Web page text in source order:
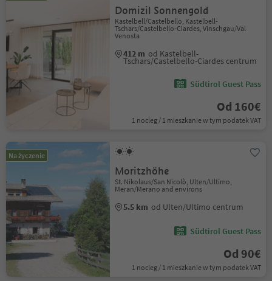
Domizil Sonnengold
Kastelbell/Castelbello, Kastelbell-
Tschars/Castelbello-Ciardes, Vinschgau/Val
Venosta
412 m od Kastelbell-
Tschars/Castelbello-Ciardes centrum
Südtirol Guest Pass
Od 160€
1 nocleg / 1 mieszkanie w tym podatek VAT
Na życzenie
Moritzhöhe
St. Nikolaus/San Nicolò, Ulten/Ultimo,
Meran/Merano and environs
5.5 km od Ulten/Ultimo centrum
Südtirol Guest Pass
Od 90€
1 nocleg / 1 mieszkanie w tym podatek VAT